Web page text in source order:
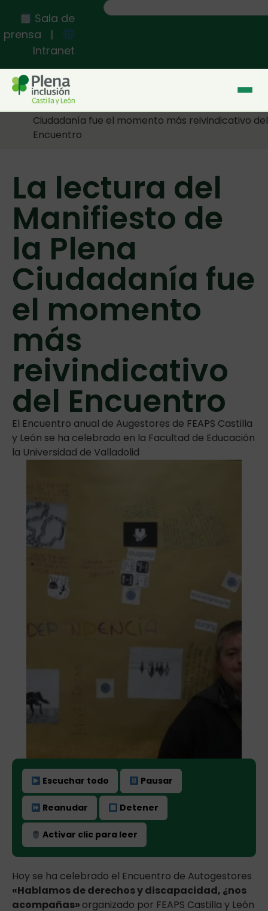
Sala de
prensa |
Intranet
Inicio >> La lectura del Manifiesto de la Plena
Ciudadanía fue el momento más reivindicativo del
Encuentro
La lectura del
Manifiesto de
la Plena
Ciudadanía fue
el momento
más
reivindicativo
del Encuentro
El Encuentro anual de Augestores de FEAPS Castilla
y León se ha celebrado en la Facultad de Educación
la Universidad de Valladolid
Escuchar todo Pausar
Reanudar Detener
Activar clic para leer
Hoy se ha celebrado el Encuentro de Autogestores
«Hablamos de derechos y discapacidad, ¿nos
acompañas» organizado por FEAPS Castilla y León